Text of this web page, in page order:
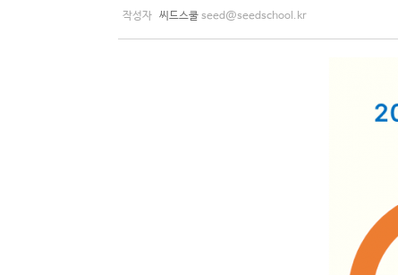
작성자 씨드스쿨 seed@seedschool.kr